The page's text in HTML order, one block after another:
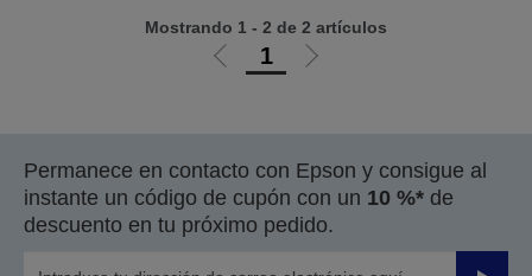
Ir
anterior
1
Ir
siguiente
Mostrando 1 - 2 de 2 artículos
Permanece en contacto con Epson y consigue al
instante un código de cupón con un 10 %* de
descuento en tu próximo pedido.